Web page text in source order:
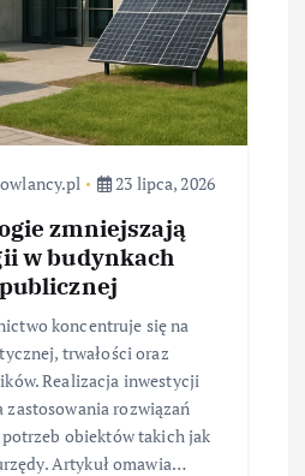
23 lipca, 2026
zmniejszają
w budynkach
koncentruje się na
trwałości oraz
Realizacja inwestycji
rozwiązań
obiektów takich jak
Artykuł omawia…